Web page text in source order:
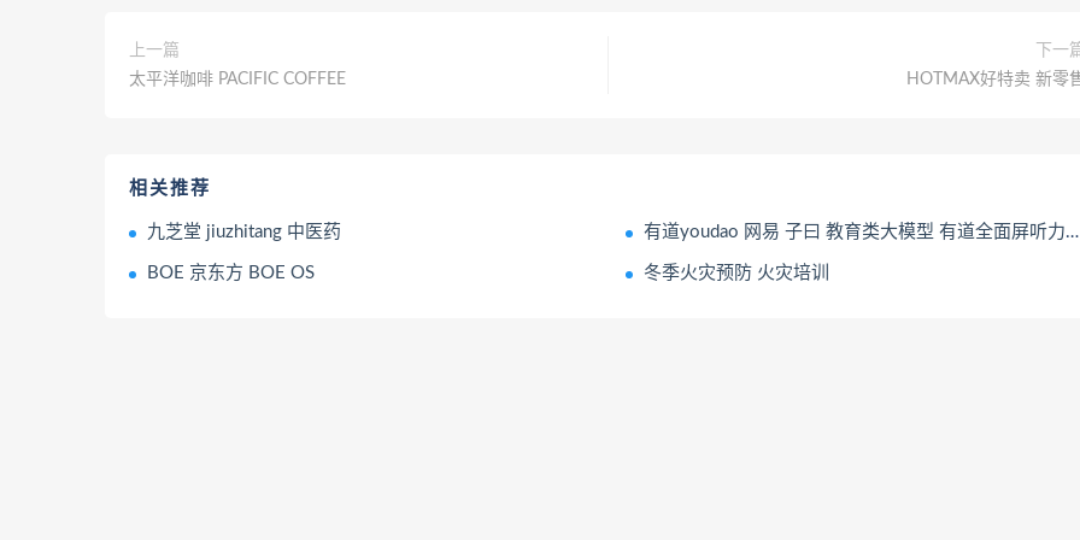
上一篇
太平洋咖啡 PACIFIC COFFEE
下一
HOTMAX好特卖 新零
相关推荐
九芝堂 jiuzhitang 中医药 有道youdao 网易 子曰 教育类大模型 有道全面屏听力宝M7 有道词典笔X7 Pro
BOE 京东方 BOE OS 冬季火灾预防 火灾培训